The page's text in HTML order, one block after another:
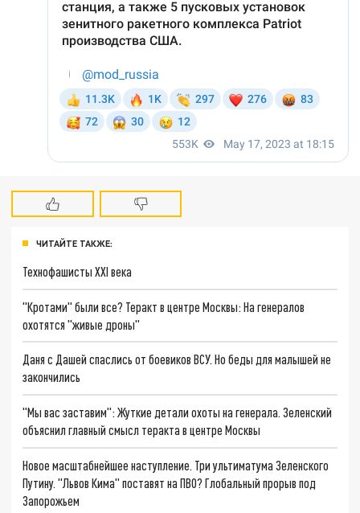
ЧИТАЙТЕ ТАКЖЕ:
Технофашисты XXI века
"Кротами" были все? Теракт в центре Москвы: На генералов
охотятся "живые дроны"
Даня с Дашей спаслись от боевиков ВСУ. Но беды для малышей не
закончились
"Мы вас заставим": Жуткие детали охоты на генерала. Зеленский
объяснил главный смысл теракта в центре Москвы
Новое масштабнейшее наступление. Три ультиматума Зеленского
Путину. "Львов Кима" поставят на ПВО? Глобальный прорыв под
Запорожьем